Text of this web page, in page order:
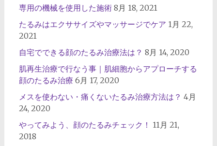
専用の機械を使用した施術 8月 18, 2021
たるみはエクササイズやマッサージでケア 1月 22,
2021
自宅でできる顔のたるみ治療法は？ 8月 14, 2020
肌再生治療で行なう事｜肌細胞からアプローチする
顔のたるみ治療 6月 17, 2020
メスを使わない・痛くないたるみ治療方法は？ 4月
24, 2020
やってみよう、顔のたるみチェック！ 11月 21,
2018